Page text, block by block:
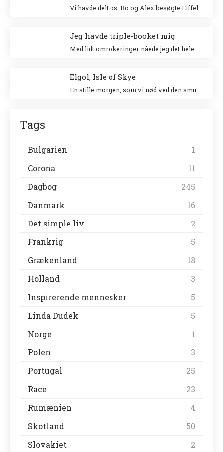
Jeg havde triple-booket mig
Elgol, Isle of Skye
Tags
Bulgarien
1
Corona
11
Dagbog
245
Danmark
16
Det simple liv
2
Frankrig
5
Grækenland
18
Holland
3
Inspirerende mennesker
5
Linda Dudek
5
Norge
1
Polen
3
Portugal
25
Race
23
Rumænien
4
Skotland
50
Slovakiet
2